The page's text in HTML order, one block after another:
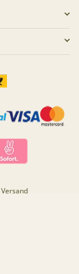
Versand